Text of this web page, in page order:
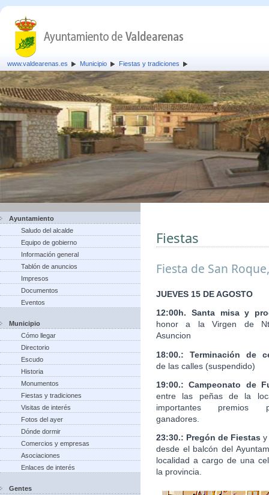
www.valdearenas.es Municipio Fiestas y tradiciones
Ayuntamiento
Saludo del alcalde
Equipo de gobierno
Información general
Tablón de anuncios
Impresos
Documentos
Eventos
Municipio
Cómo llegar
Directorio
Escudo
Historia
Monumentos
Fiestas y tradiciones
Visitas de interés
Fotos del ayer
Dónde dormir
Comercios y empresas
Asociaciones
Enlaces de interés
Gentes
Fiestas
Fiesta de San
JUEVES 15 DE AGOSTO
12:00h. Santa misa y
honor a la Virgen de
Asuncion
18:00.: Terminación de
de las calles (suspendido)
19:00.: Campeonato de
entre las peñas de la
importantes premios
ganadores.
23:30.: Pregón de Fiestas y
desde el balcón del
localidad a cargo de una
la provincia.